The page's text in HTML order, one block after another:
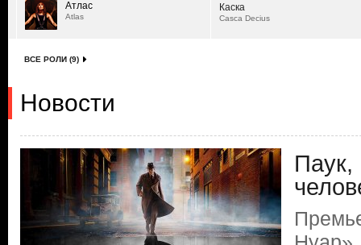
Атлас
Atlas
Каска
Casca Decius
ВСЕ РОЛИ (9)
Новости